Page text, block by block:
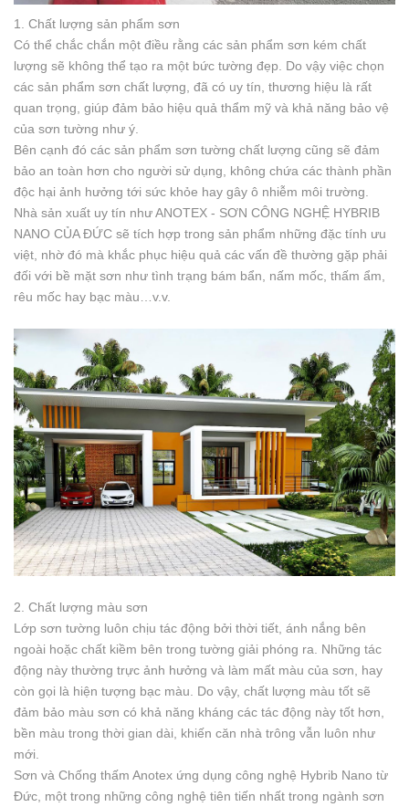
1. Chất lượng sản phẩm sơn
Có thể chắc chắn một điều rằng các sản phẩm sơn kém chất
lượng sẽ không thể tạo ra một bức tường đẹp. Do vậy việc chọn
các sản phẩm sơn chất lượng, đã có uy tín, thương hiệu là rất
quan trọng, giúp đảm bảo hiệu quả thẩm mỹ và khả năng bảo vệ
của sơn tường như ý.
Bên cạnh đó các sản phẩm sơn tường chất lượng cũng sẽ đảm
bảo an toàn hơn cho người sử dụng, không chứa các thành phần
độc hại ảnh hưởng tới sức khỏe hay gây ô nhiễm môi trường.
Nhà sản xuất uy tín như ANOTEX - SƠN CÔNG NGHỆ HYBRIB
NANO CỦA ĐỨC sẽ tích hợp trong sản phẩm những đặc tính ưu
việt, nhờ đó mà khắc phục hiệu quả các vấn đề thường gặp phải
đối với bề mặt sơn như tình trạng bám bẩn, nấm mốc, thấm ẩm,
rêu mốc hay bạc màu…v.v.
2. Chất lượng màu sơn
Lớp sơn tường luôn chịu tác động bởi thời tiết, ánh nắng bên
ngoài hoặc chất kiềm bên trong tường giải phóng ra. Những tác
động này thường trực ảnh hưởng và làm mất màu của sơn, hay
còn gọi là hiện tượng bạc màu. Do vậy, chất lượng màu tốt sẽ
đảm bảo màu sơn có khả năng kháng các tác động này tốt hơn,
bền màu trong thời gian dài, khiến căn nhà trông vẫn luôn như
mới.
Sơn và Chống thấm Anotex ứng dụng công nghệ Hybrib Nano từ
Đức, một trong những công nghệ tiên tiến nhất trong ngành sơn